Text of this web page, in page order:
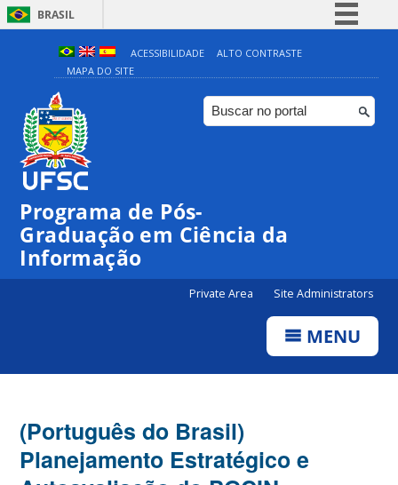
BRASIL
Simplifique!
Comunica BR
Participe
ACESSIBILIDADE
ALTO CONTRASTE
MAPA DO SITE
Programa de Pós-
Graduação em Ciência da
Informação
Private Area Site Administrators
MENU
(Português do Brasil)
Planejamento Estratégico e